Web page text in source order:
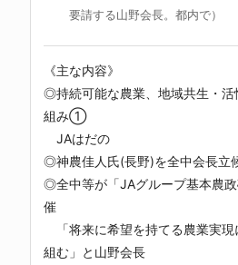
要請する山野会長。都内で）
《主な内容》
◎持続可能な農業、地域共生・活
組み①
JAはだの
◎神農佳人氏(長野)を全中会長立
◎全中等が「JAグループ基本農
催
「将来に希望を持てる農業実現
組む」と山野会長